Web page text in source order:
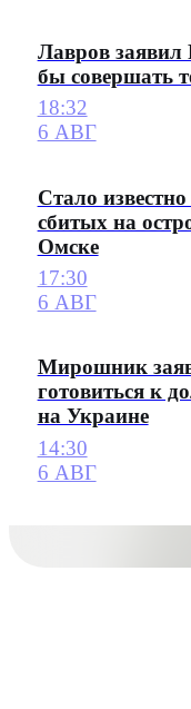
Лавров заявил
бы совершать
18:32
6 АВГ
Стало
сбитых на
Омске
17:30
6 АВГ
Мирошник
готовиться к
на Украине
14:30
6 АВГ